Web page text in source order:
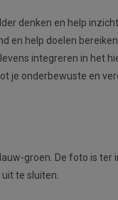
denken en help
en help doelen bereiken
levens integreren in het
je onderbewuste en
groen. De foto is
te sluiten.